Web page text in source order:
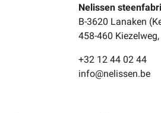
Nelissen
B-3620 Lanaken
458-460
+32 12 44 02 44
info@nelissen.be